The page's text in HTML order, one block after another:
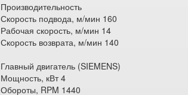
Производительность
Скорость подвода, м/мин 160
Рабочая скорость, м/мин 14
Скорость возврата, м/мин 140
Главный двигатель (SIEMENS)
Мощность, кВт 4
Обороты, RPM 1440